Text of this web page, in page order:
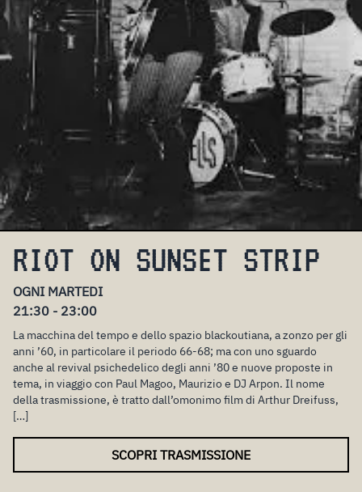
RIOT ON SUNSET STRIP
OGNI MARTEDI
21:30 - 23:00
La macchina del tempo e dello spazio blackoutiana, a zonzo per gli
anni ’60, in particolare il periodo 66-68; ma con uno sguardo
anche al revival psichedelico degli anni ’80 e nuove proposte in
tema, in viaggio con Paul Magoo, Maurizio e DJ Arpon. Il nome
della trasmissione, è tratto dall’omonimo film di Arthur Dreifuss,
[…]
SCOPRI TRASMISSIONE